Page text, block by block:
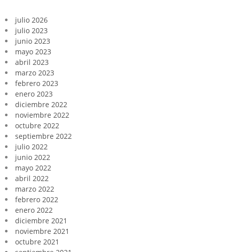
julio 2026
julio 2023
junio 2023
mayo 2023
abril 2023
marzo 2023
febrero 2023
enero 2023
diciembre 2022
noviembre 2022
octubre 2022
septiembre 2022
julio 2022
junio 2022
mayo 2022
abril 2022
marzo 2022
febrero 2022
enero 2022
diciembre 2021
noviembre 2021
octubre 2021